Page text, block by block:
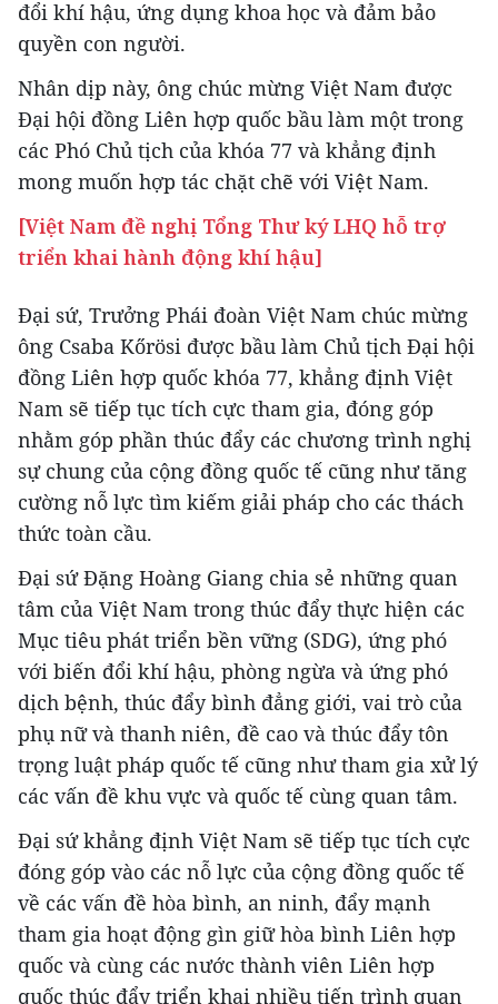
đổi khí hậu, ứng dụng khoa học và đảm bảo
quyền con người.
Nhân dịp này, ông chúc mừng Việt Nam được
Đại hội đồng Liên hợp quốc bầu làm một trong
các Phó Chủ tịch của khóa 77 và khẳng định
mong muốn hợp tác chặt chẽ với Việt Nam.
[Việt Nam đề nghị Tổng Thư ký LHQ hỗ trợ
triển khai hành động khí hậu]
Đại sứ, Trưởng Phái đoàn Việt Nam chúc mừng
ông Csaba Kőrösi được bầu làm Chủ tịch Đại hội
đồng Liên hợp quốc khóa 77, khẳng định Việt
Nam sẽ tiếp tục tích cực tham gia, đóng góp
nhằm góp phần thúc đẩy các chương trình nghị
sự chung của cộng đồng quốc tế cũng như tăng
cường nỗ lực tìm kiếm giải pháp cho các thách
thức toàn cầu.
Đại sứ Đặng Hoàng Giang chia sẻ những quan
tâm của Việt Nam trong thúc đẩy thực hiện các
Mục tiêu phát triển bền vững (SDG), ứng phó
với biến đổi khí hậu, phòng ngừa và ứng phó
dịch bệnh, thúc đẩy bình đẳng giới, vai trò của
phụ nữ và thanh niên, đề cao và thúc đẩy tôn
trọng luật pháp quốc tế cũng như tham gia xử lý
các vấn đề khu vực và quốc tế cùng quan tâm.
Đại sứ khẳng định Việt Nam sẽ tiếp tục tích cực
đóng góp vào các nỗ lực của cộng đồng quốc tế
về các vấn đề hòa bình, an ninh, đẩy mạnh
tham gia hoạt động gìn giữ hòa bình Liên hợp
quốc và cùng các nước thành viên Liên hợp
quốc thúc đẩy triển khai nhiều tiến trình quan